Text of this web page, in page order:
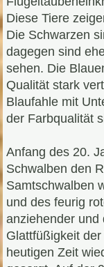
Diese Tiere
Die Schwarzen
dagegen sind
sehen. Die
Qualität stark
Blaufahle mit
der Farbqualität
Anfang des 20.
Schwalben den
Samtschwalben
und des feurig
anziehender und
Glattfüßigkeit
heutigen Zeit